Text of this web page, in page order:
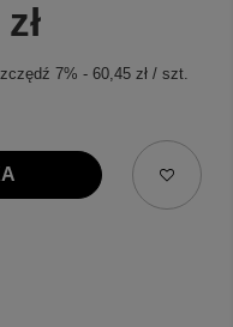
7% - 60,45 zł/ szt.